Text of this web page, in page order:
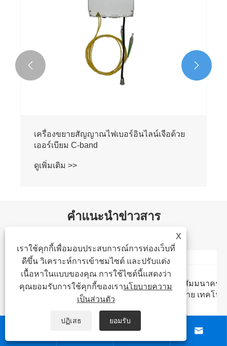
พรีแอมพลิฟายเออร์ไฟเบอร์เจือด้วยเออร์เบียม
C-band
ดูเพิ่มเติม >>
 
คำแนะนำข่าวสาร
การประชุมสัมมนาครั้งที่ 3 เรื่องการสื่อสาร
ด้วยแสงไร้สาย เทคโนโลยีการตรวจจับ และ
การประยุกต์ใช้งาน
 
X
เราใช้คุกกี้เพื่อมอบประสบการณ์การท่องเว็บที่
ดีขึ้น วิเคราะห์การเข้าชมไซต์ และปรับแต่ง
เนื้อหาในแบบของคุณ การใช้ไซต์นี้แสดงว่า
คุณยอมรับการใช้คุกกี้ของเรานโยบายความ
เป็นส่วนตัว
ปฏิเสธ ยอมรับ